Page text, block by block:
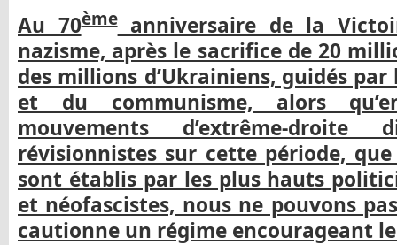
Au 70èmeanniversaire de la
nazisme, après le sacrifice de 20
des millions d’Ukrainiens, guidés
et du communisme, alors
mouvements d’extrême-
révisionnistes sur cette période,
sont établis par les plus hauts
et néofascistes, nous ne pouvons
cautionne un régime encourageant